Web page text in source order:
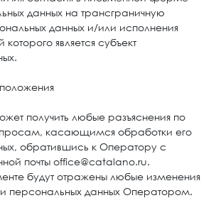
данных на трансграничную
данных и/или исполнения
является субъект
получить любые разъяснения по
касающимся обработки его
обратившись к Оператору с
почты office@catalano.ru.
будут отражены любые изменения
персональных данных Оператором.